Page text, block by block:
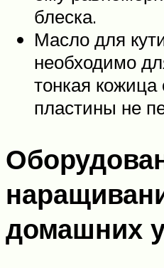
блеска.
Масло для
необходимо
тонкая кожица
пластины не
домашних